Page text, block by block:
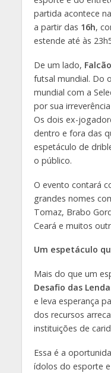
partida acontece
a partir das 16h,
estende até às
De um lado, Falcão
futsal mundial. Do
mundial com a
por sua
Os dois ex-
dentro e fora das
espetáculo de
o público.
O evento contará
grandes nomes
Tomaz, Brabo
Ceará e muitos
Um espetáculo
Mais do que um
Desafio das
e leva esperança
dos recursos
instituições de
Essa é a
ídolos do esporte